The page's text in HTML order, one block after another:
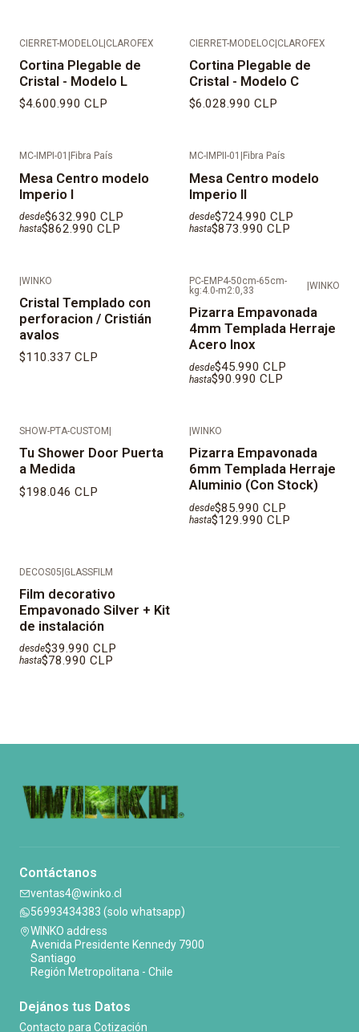
* Considera cristal templado incoloro.
IMPORTANTE:
* No considera silicona
* No se considera embalaje.
* Al ser productos fabricados a medida, los tiempos de
despacho son de 15 días hábiles aproximadamente
desde la fecha que se valida el pago.
entregados en recepción/conserjería o entrada de
domicilio.
CIERRET-MODELOL CLAROFEX
Cortina Plegable de
Cristal - Modelo L
$4.600.990 CLP
CIERRET-MODELOC CLAROFEX
Cortina Plegable de
Cristal - Modelo C
$6.028.990 CLP
MC-IMPI-01 Fibra País
Mesa Centro modelo
Imperio I
desde$632.990 CLP
hasta$862.990 CLP
MC-IMPII-01 Fibra País
Mesa Centro modelo
Imperio II
desde$724.990 CLP
hasta$873.990 CLP
|WINKO
Cristal Templado con
perforacion / Cristián
avalos
$110.337 CLP
PC-EMP4-50cm-65cm-
kg:4.0-m2:0,33
|WINKO
Pizarra Empavonada
4mm Templada Herraje
Acero Inox
desde$45.990 CLP
hasta$90.990 CLP
SHOW-PTA-CUSTOM
Tu Shower Door Puerta
a Medida
$198.046 CLP
WINKO
Pizarra Empavonada
6mm Templada Herraje
Aluminio (Con Stock)
desde$85.990 CLP
hasta$129.990 CLP
DECOS05|GLASSFILM
Film decorativo
Empavonado Silver + Kit
de instalación
desde$39.990 CLP
hasta$78.990 CLP
Contáctanos
ventas4@winko.cl
56993434383 (solo whatsapp)
WINKO address
Avenida Presidente Kennedy 7900
Santiago
Región Metropolitana - Chile
Dejános tus Datos
Contacto para Cotización